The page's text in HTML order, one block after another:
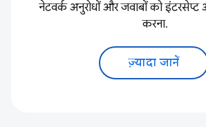
नेटवर्क अनुरोधों और जवाबों को
करना.
ज़्यादा जानें